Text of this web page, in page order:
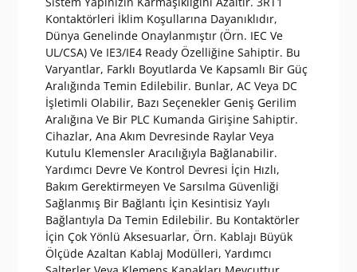
Kontaktörleri İklim Koşullarına Dayanıklıdır,
Dünya Genelinde Onaylanmıştır (Örn. IEC Ve
UL/CSA) Ve IE3/IE4 Ready Özelliğine Sahiptir. Bu
Varyantlar, Farklı Boyutlarda Ve Kapsamlı Bir Güç
Aralığında Temin Edilebilir. Bunlar, AC Veya DC
İşletimli Olabilir, Bazı Seçenekler Geniş Gerilim
Aralığına Ve Bir PLC Kumanda Girişine Sahiptir.
Cihazlar, Ana Akım Devresinde Raylar Veya
Kutulu Klemensler Aracılığıyla Bağlanabilir.
Yardımcı Devre Ve Kontrol Devresi İçin Hızlı,
Bakım Gerektirmeyen Ve Sarsılma Güvenliği
Sağlanmış Bir Bağlantı İçin Kesintisiz Yaylı
Bağlantıyla Da Temin Edilebilir. Bu Kontaktörler
İçin Çok Yönlü Aksesuarlar, Örn. Kablajı Büyük
Ölçüde Azaltan Kablaj Modülleri, Yardımcı